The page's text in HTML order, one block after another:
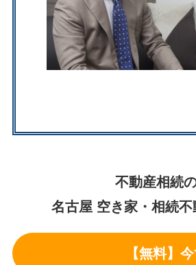
不動産相続
名古屋 空き家・相続
【無料】